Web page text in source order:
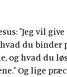
"Jeg vil
du binder
og hvad du
Og lige